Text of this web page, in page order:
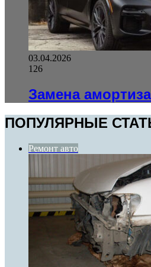
03.04.2026
126
Замена
ПОПУЛЯРНЫЕ
Ремонт авто